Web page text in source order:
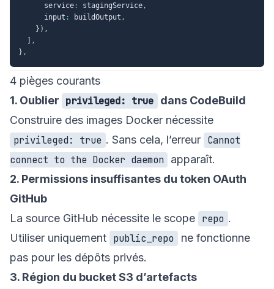
      service
: stagingService,
      input
: buildOutput ,
} ) ,
,
} ,
4 pièges courants
1. Oublier privileged: true dans CodeBuild
Construire des images Docker nécessite
privileged: true . Sans cela, l’erreur Cannot
connect to the Docker daemon
apparaît.
2. Permissions insuffisantes du token OAuth
GitHub
La source GitHub nécessite le scope repo .
Utiliser uniquement public_repo
ne fonctionne
pas pour les dépôts privés.
3. Région du bucket S3 d’artefacts